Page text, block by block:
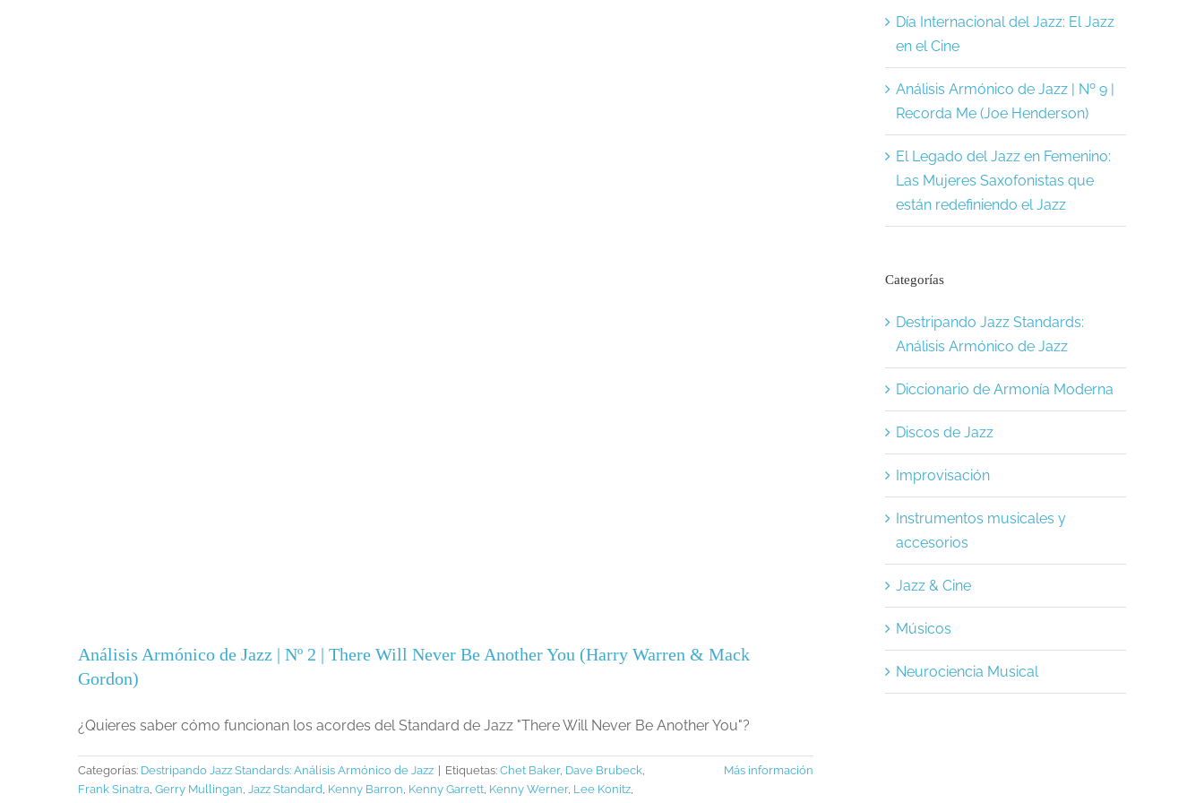
Análisis Armónico de Jazz | Nº 2 | There Will Never Be Another You (Harry Warren & Mack
Gordon)
¿Quieres saber cómo funcionan los acordes del Standard de Jazz "There Will Never Be Another You"?
Categorías: Destripando Jazz Standards: Análisis Armónico de Jazz | Etiquetas: Chet Baker, Dave Brubeck
Frank Sinatra Gerry Mullingan Jazz Standard Kenny Barron Kenny Garrett Kenny Werner, Lee Konitz
Más información
Día Internacional del Jazz: El Jazz
en el Cine
Análisis Armónico de Jazz | Nº 9 |
Recorda Me (Joe Henderson)
El Legado del Jazz en Femenino:
Las Mujeres Saxofonistas que
están redefiniendo el Jazz
Categorías
Destripando Jazz Standards:
Análisis Armónico de Jazz
Diccionario de Armonía Moderna
Discos de Jazz
Improvisación
Instrumentos musicales y
accesorios
Jazz & Cine
Músicos
Neurociencia Musical